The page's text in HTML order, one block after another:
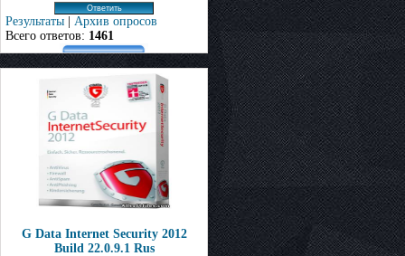
Результаты | Архив опросов
Всего ответов: 1461
G Data Internet Security 2012
Build 22.0.9.1 Rus